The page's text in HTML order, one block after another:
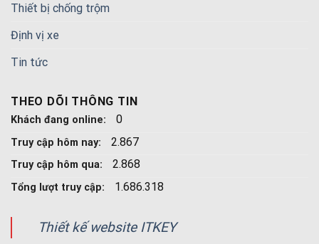
Thiết bị chống trộm
Định vị xe
Tin tức
THEO DÕI THÔNG TIN
Khách đang online: 0
Truy cập hôm nay: 2.867
Truy cập hôm qua: 2.868
Tổng lượt truy cập: 1.686.318
Thiết kế website ITKEY